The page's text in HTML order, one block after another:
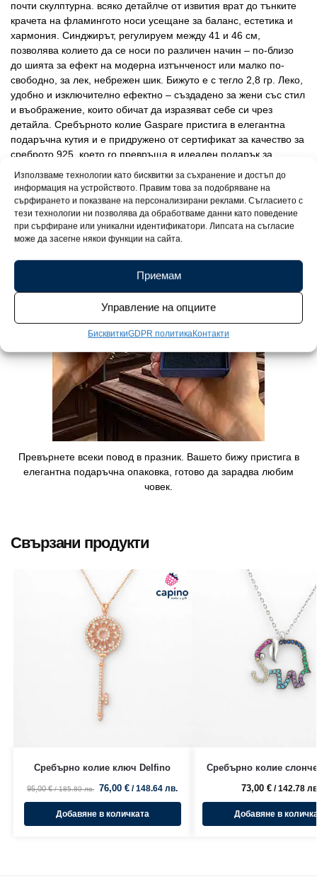
Използваме технологии като бисквитки за съхранение и достъп до
информация на устройството. Правим това за подобряване на
сърфирането и показване на персонализирани реклами. Съгласието с
тези технологии ни позволява да обработваме данни като поведение
при сърфиране или уникални идентификатори. Липсата на съгласие
може да засегне някои функции на сайта.
Приемам
Управление на опциите
БисквиткиGDPR политикаКонтакти
почти скулптурна. всяко детайлче от извития врат до тънките
крачета на фламингото носи усещане за баланс, естетика и
хармония. Синджирът, регулируем между 41 и 46 см,
позволява колието да се носи по различен начин – по-близо
до шията за ефект на модерна изтънченост или малко по-
свободно, за лек, небрежен шик. Бижуто е с тегло 2,8 гр. Леко,
удобно и изключително ефектно – създадено за жени със стил
и въображение, които обичат да изразяват себе си чрез
детайла. Сребърното колие Gaspare пристига в елегантна
подаръчна кутия и е придружено от сертификат за качество за
среброто 925, което го превръща в идеален подарък за
специален човек или в артистичен жест към самите Вас.
Колието Gaspare е аксесоар с израз на индивидуалност, на
тиха сила и елегантност с характер.
Превърнете всеки повод в празник. Вашето бижу пристига в
елегантна подаръчна опаковка, готово да зарадва любим
човек.
Свързани продукти
Сребърно колие ключ Delfino
95,00€ / 185.80 лв. 76,00€ / 148.64 лв.
Добавяне в количката
Сребърно колие
73,00€ / 142.78
Добавяне в